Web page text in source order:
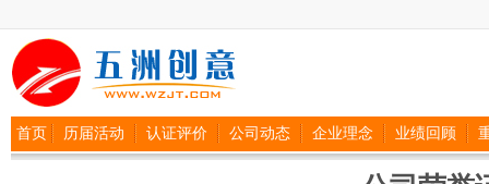
首页 历届活动 认证评价 公司动态 企业理念 业绩回顾